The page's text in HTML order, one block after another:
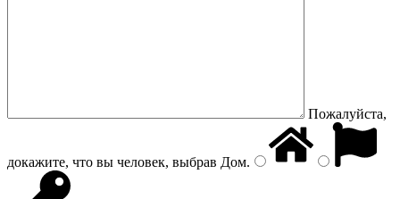
Пожалуйста,
докажите, что вы человек, выбрав Дом.